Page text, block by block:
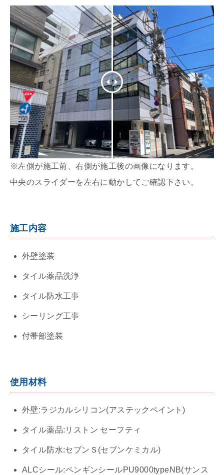
※左側が施工前、右側が施工後の画像になります。
中央のスライダーを左右に動かしてご確認下さい。
施工内容
外壁塗装
タイル薬品洗浄
タイル防水工事
シーリング工事
付帯部塗装
使用材料
外壁:ラジカルシリコン(アステックペイント)
タイル薬品:リストン セーフティ
タイル防水:セブンＳ(セブンケミカル)
ALCシール:ペンギンシールPU9000typeNB(サンス